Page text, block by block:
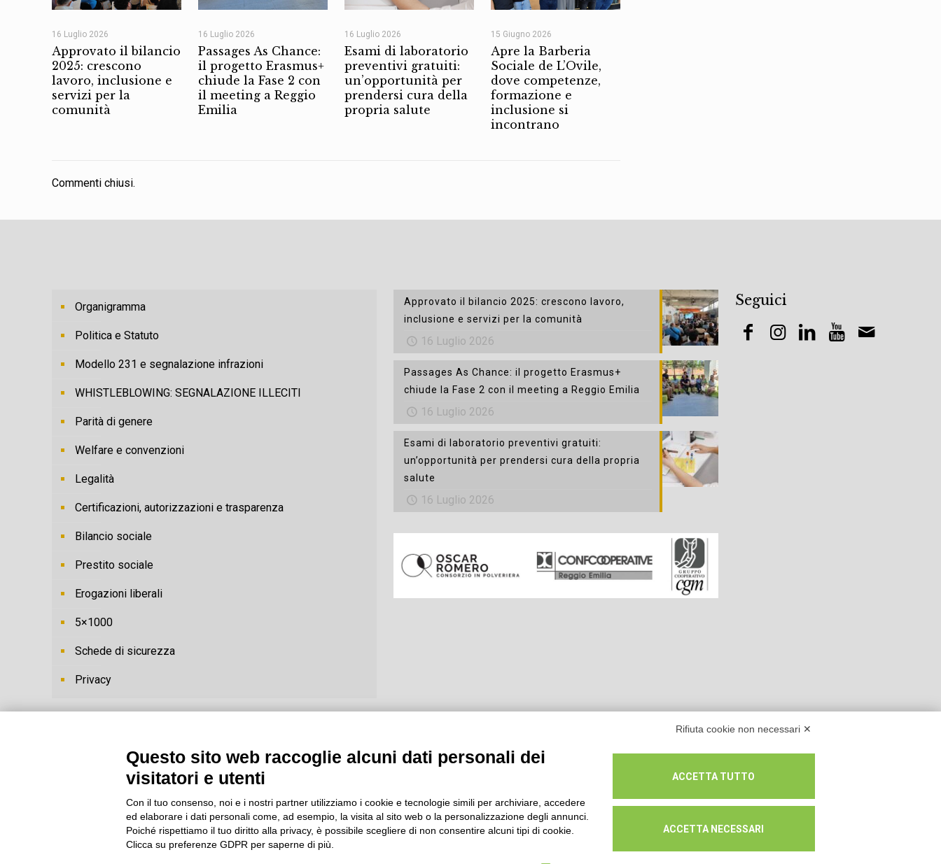
16 Luglio 2026
Approvato il bilancio
2025: crescono
lavoro, inclusione e
servizi per la
comunità
16 Luglio 2026
Passages As Chance:
il progetto Erasmus+
chiude la Fase 2 con
il meeting a Reggio
Emilia
16 Luglio 2026
Esami di laboratorio
preventivi gratuiti:
un’opportunità per
prendersi cura della
propria salute
15 Giugno 2026
Apre la Barberia
Sociale de L’Ovile,
dove competenze,
formazione e
inclusione si
incontrano
Commenti chiusi.
Organigramma
Politica e Statuto
Modello 231 e segnalazione infrazioni
WHISTLEBLOWING: SEGNALAZIONE ILLECITI
Parità di genere
Welfare e convenzioni
Legalità
Certificazioni, autorizzazioni e trasparenza
Bilancio sociale
Prestito sociale
Erogazioni liberali
5×1000
Schede di sicurezza
Privacy
Approvato il bilancio 2025: crescono lavoro,
inclusione e servizi per la comunità
16 Luglio 2026
Passages As Chance: il progetto Erasmus+
chiude la Fase 2 con il meeting a Reggio Emilia
16 Luglio 2026
Esami di laboratorio preventivi gratuiti:
un’opportunità per prendersi cura della propria
salute
16 Luglio 2026
Seguici
Rifiuta cookie non necessari ✕
Questo sito web raccoglie alcuni dati personali dei
visitatori e utenti
Con il tuo consenso, noi e i nostri partner utilizziamo i cookie e tecnologie simili per archiviare, accedere
ed elaborare i dati personali come, ad esempio, la visita al sito web o la personalizzazione degli annunci.
Poiché rispettiamo il tuo diritto alla privacy, è possibile scegliere di non consentire alcuni tipi di cookie.
Clicca su preferenze GDPR per saperne di più.
ACCETTA TUTTO
ACCETTA NECESSARI